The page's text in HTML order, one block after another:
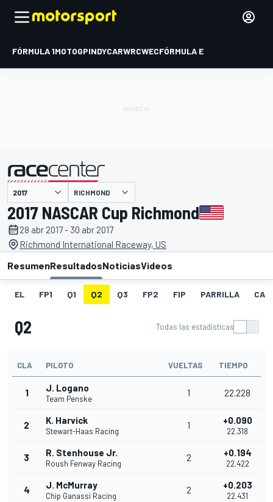
FÓRMULA 1MOTOGPINDYCARWRCWECFÓRMULA E
presentado por RICHMOND
2017 NASCAR Cup Richmond
28 abr 2017 - 30 abr 2017
Richmond International Raceway, US
ResumenResultadosNoticiasVideos
EL FP1 Q1 Q2 Q3 FP2 FIP PARRILLA
Q2 Todas las estadísticas
CLA PILOTO VUELTAS TIEMPO
1 J. Logano
Team Penske
1 22.228
2 K. Harvick
Stewart-Haas Racing
1 +0.090
22.318
3 R. Stenhouse Jr.
Roush Fenway Racing
2 +0.194
22.422
4 J. McMurray
Chip Ganassi Racing
2 +0.203
22.431